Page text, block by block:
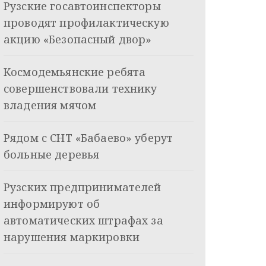
Рузские госавтоинспекторы
проводят профилактическую
акцию «Безопасный двор»
Космодемьянские ребята
совершенствовали технику
владения мячом
Рядом с СНТ «Бабаево» уберут
больные деревья
Рузских предпринимателей
информируют об
автоматических штрафах за
нарушения маркировки